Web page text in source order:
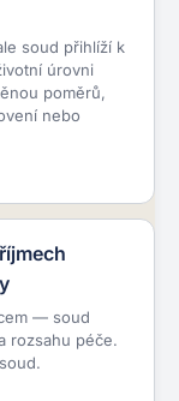
soud přihlíží k
úrovni
poměrů,
nebo
— soud
rozsahu péče.